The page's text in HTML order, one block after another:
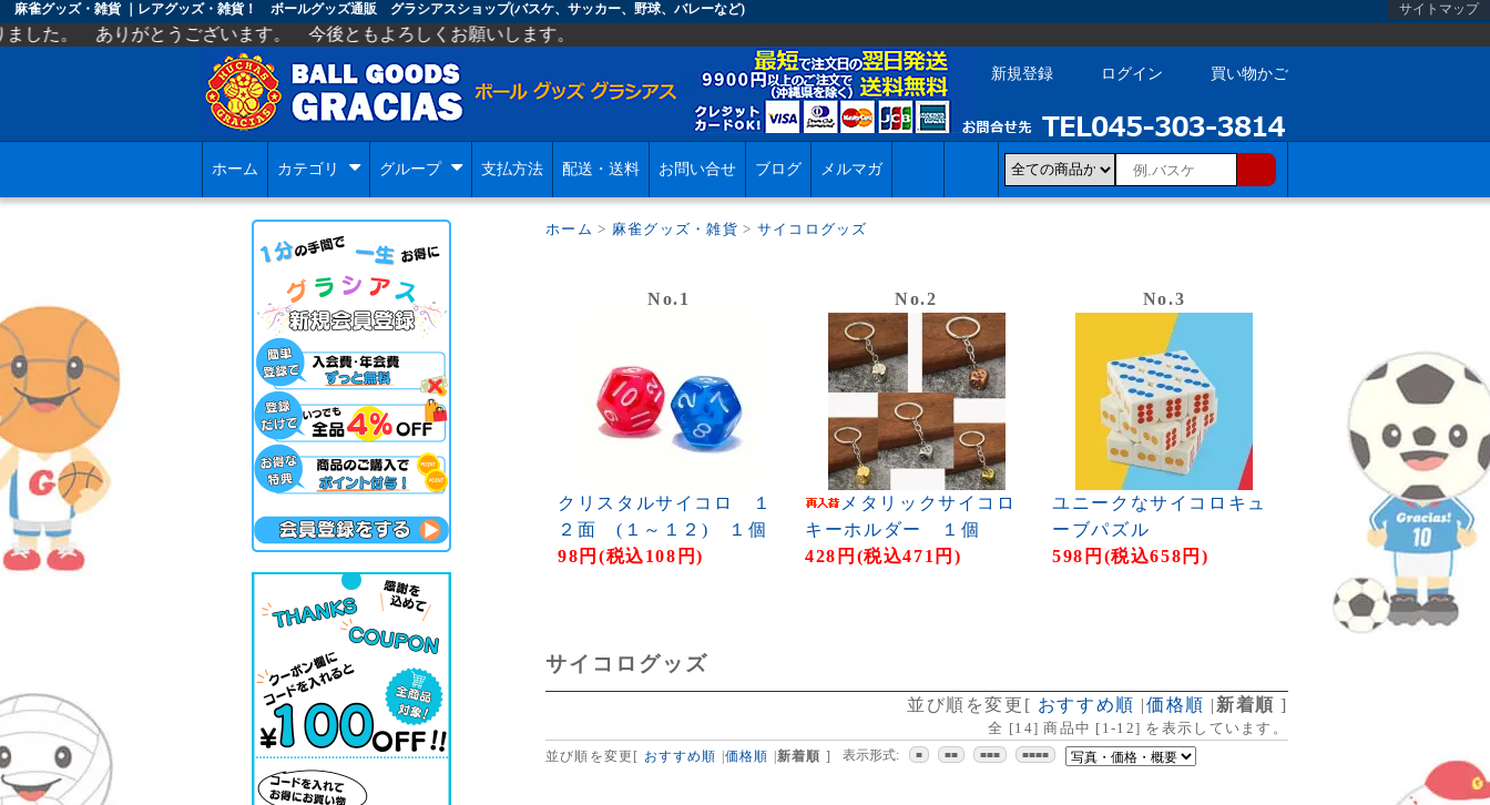
麻雀グッズ・雑貨 ｜レアグッズ・雑貨！ ボールグッズ通販 グラシアスショップ(バスケ、サッカー、野球、バレーなど)
ございます。 今後ともよろしくお願いします。
サイトマップ
新規登録 ログイン 買い物かご
ホーム カテゴリ グループ 支払方法 配送・送料 お問い合せ ブログ メルマガ
ホーム > 麻雀グッズ・雑貨 > サイコログッズ
No.1
クリスタルサイコロ １
２面 (１～１２) １個
98円(税込108円)
No.2
メタリックサイコロ
キーホルダー １個
428円(税込471円)
No.3
ユニークなサイコロキュ
ーブパズル
598円(税込658円)
サイコログッズ
並び順を変更 [ おすすめ順 |価格順 | 新着順 ]
全 [14] 商品中 [ 1-12] を表示しています。
並び順を変更 [ おすすめ順 |価格順 |新着順 ] 表示形式: ■ ■■ ■■■ ■■■■